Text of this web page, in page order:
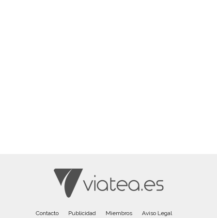
Contacto Publicidad Miembros Aviso Legal